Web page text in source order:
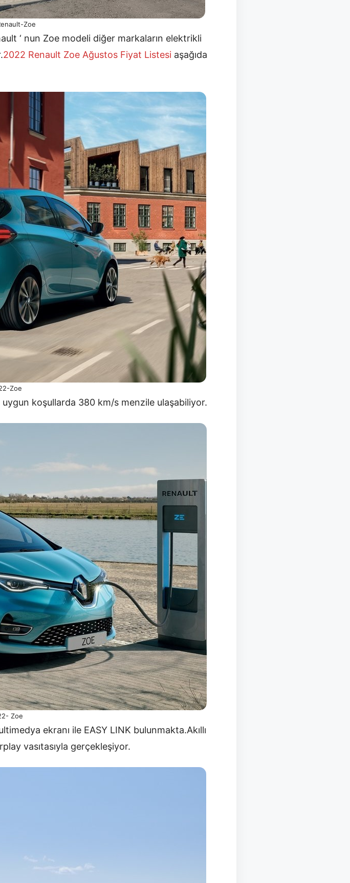
Zoe
‘ nun Zoe modeli diğer markaların elektrikli
2022 Renault Zoe Ağustos Fiyat Listesi aşağıda
Zoe
uygun koşullarda 380 km/s menzile ulaşabiliyor.
Zoe
ekranı ile EASY LINK bulunmakta.Akıllı
vasıtasıyla gerçekleşiyor.